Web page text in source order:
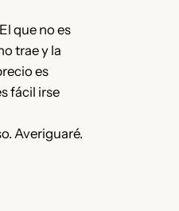
que no es
trae y la
es
fácil irse
Averiguaré.